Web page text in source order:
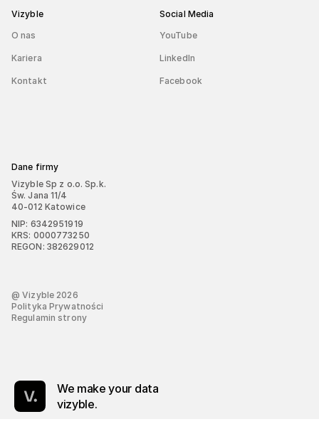
Vizyble
O nas
Kariera
Kontakt
Social Media
YouTube
LinkedIn
Facebook
Dane firmy
Vizyble Sp z o.o. Sp.k.
Św. Jana 11/4
40-012 Katowice
NIP: 6342951919
KRS: 0000773250
REGON: 382629012
We make your data
vizyble.
@ Vizyble2026
Polityka Prywatności
Regulamin strony